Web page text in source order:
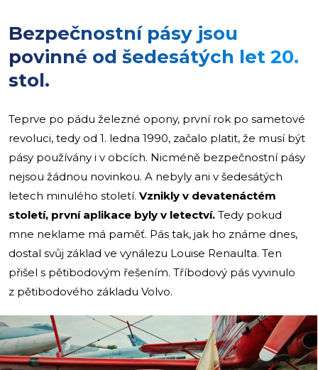
Bezpečnostní pásy jsou
povinné od šedesátých let 20.
stol.
Teprve po pádu železné opony, první rok po sametové
revoluci, tedy od 1. ledna 1990, začalo platit, že musí být
pásy používány i v obcích. Nicméně bezpečnostní pásy
nejsou žádnou novinkou. A nebyly ani v šedesátých
letech minulého století. Vznikly v devatenáctém
století, první aplikace byly v letectví. Tedy pokud
mne neklame má paměť. Pás tak, jak ho známe dnes,
dostal svůj základ ve vynálezu Louise Renaulta. Ten
přišel s pětibodovým řešením. Tříbodový pás vyvinulo
z pětibodového základu Volvo.